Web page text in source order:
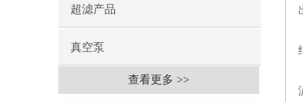
超滤产品
真空泵
查看更多 >>